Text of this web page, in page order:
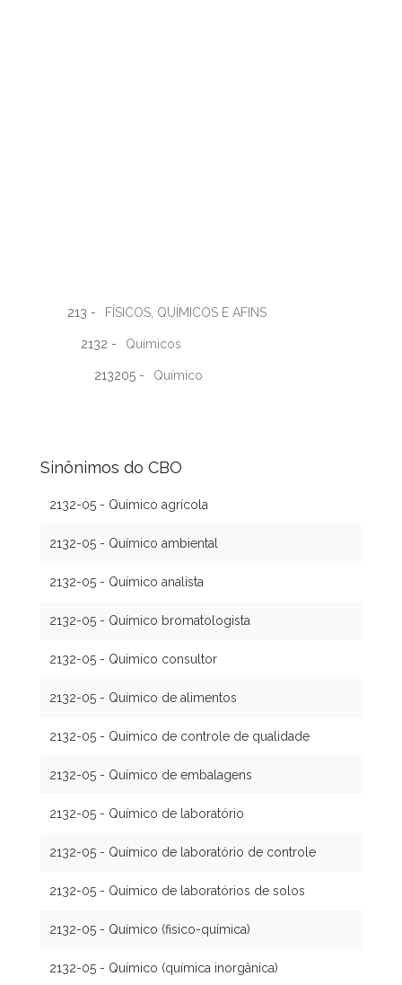
213 - FÍSICOS, QUÍMICOS E AFINS
2132 - Químicos
213205 - Químico
Sinônimos do CBO
2132-05 - Químico agrícola
2132-05 - Químico ambiental
2132-05 - Químico analista
2132-05 - Químico bromatologista
2132-05 - Químico consultor
2132-05 - Químico de alimentos
2132-05 - Químico de controle de qualidade
2132-05 - Químico de embalagens
2132-05 - Químico de laboratório
2132-05 - Químico de laboratório de controle
2132-05 - Químico de laboratórios de solos
2132-05 - Químico (fisico-química)
2132-05 - Químico (química inorgânica)